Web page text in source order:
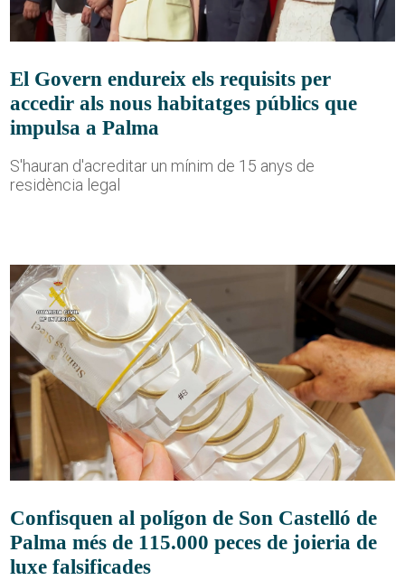
El Govern endureix els requisits per
accedir als nous habitatges públics que
impulsa a Palma
S'hauran d'acreditar un mínim de 15 anys de
residència legal
Confisquen al polígon de Son Castelló de
Palma més de 115.000 peces de joieria de
luxe falsificades